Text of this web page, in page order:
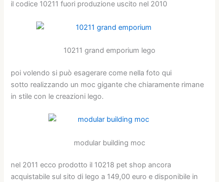
il codice 10211 fuori produzione uscito nel 2010
10211 grand emporium lego
poi volendo si può esagerare come nella foto qui
sotto realizzando un moc gigante che chiaramente rimane
in stile con le creazioni lego.
modular building moc
nel 2011 ecco prodotto il 10218 pet shop ancora
acquistabile sul sito di lego a 149,00 euro e disponibile in